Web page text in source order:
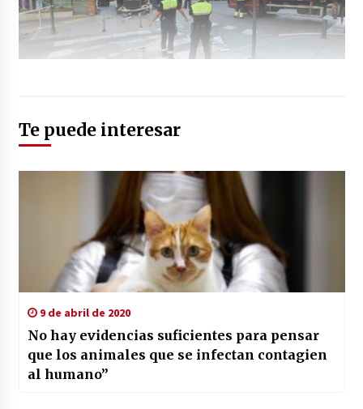
Te puede interesar
9 de abril de 2020
No hay evidencias suficientes para pensar
que los animales que se infectan contagien
al humano”